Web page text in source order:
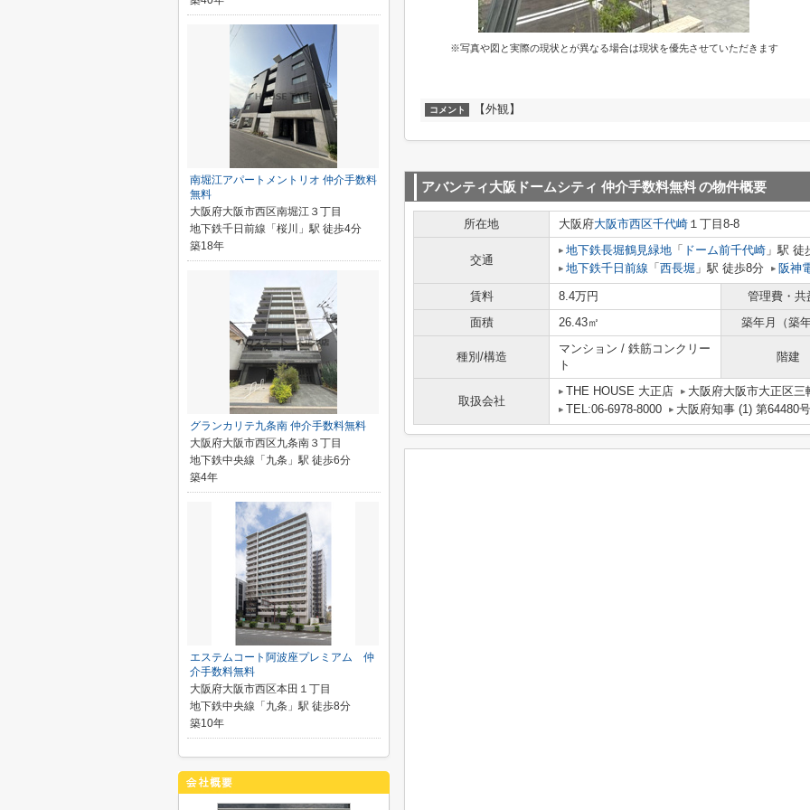
※写真や図と実際の現状とが異なる場合は現状を優先させていただきます
コメント 【外観】
アバンティ大阪ドームシティ 仲介手数料無料の物件概要
所在地 大阪府大阪市西区千代崎 １丁目8-8
交通
地下鉄長堀鶴見緑地 「 ドーム前千代崎 」駅 徒
地下鉄千日前線 「 西長堀 」駅 徒歩8分 阪神
賃料 8.4万円
管理費・共
面積
26.43㎡ 築年月（築
種別/構造
マンション / 鉄筋コンクリー
ト
階建
取扱会社
THE HOUSE 大正店
大阪府大阪市大正区
TEL:06-6978-8000
大阪府知事 (1) 第64480号
南堀江アパートメントリオ 仲介手数料
無料
大阪府大阪市西区南堀江３丁目
地下鉄千日前線「桜川」駅 徒歩4分
築18年
グランカリテ九条南 仲介手数料無料
大阪府大阪市西区九条南３丁目
地下鉄中央線「九条」駅 徒歩6分
築4年
エステムコート阿波座プレミアム 仲
介手数料無料
大阪府大阪市西区本田１丁目
地下鉄中央線「九条」駅 徒歩8分
築10年